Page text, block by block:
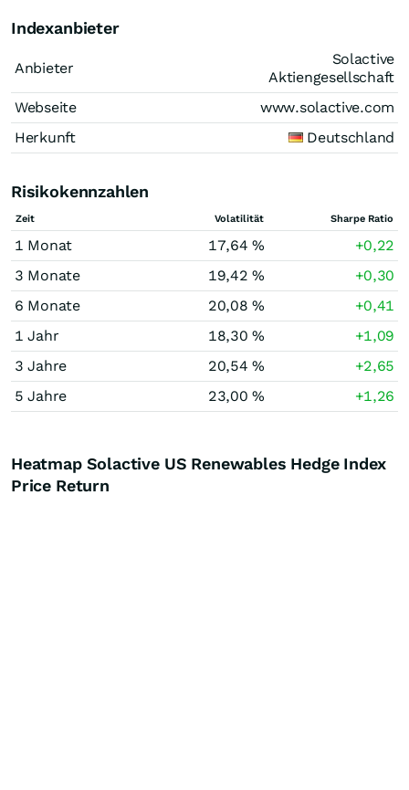
Indexanbieter
Anbieter
Solactive
Aktiengesellschaft
Webseite
www.solactive.com
Herkunft
Deutschland
Risikokennzahlen
Zeit Volatilität Sharpe Ratio
1 Monat 17,64 %
+0,22
3 Monate
19,42 %
+0,30
6 Monate
20,08 %
+0,41
1 Jahr
18,30 %
+1,09
3 Jahre
20,54 %
+2,65
5 Jahre
23,00 % +1,26
Heatmap Solactive US Renewables Hedge Index
Price Return